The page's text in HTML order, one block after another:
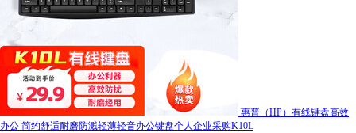
惠普（HP）有线键盘高效
办公 简约舒适耐磨防溅轻薄轻音办公键盘个人企业采购K10L